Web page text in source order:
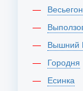
Вышний
Городня
Есинка